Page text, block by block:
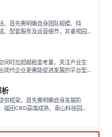
队的日常工作效率与协作氛围，
。首先需明确自身团队规模、特
、配套服务及运营细节，并重视园
务能力。完成线上初选后，必须
同条款，从而做出精确决策。在
间时应超越租金考量，关注产业生
现代企业更需能促进发展的平台型
企业成长，建议企业系统评估需
或扩展办公空间的企业而言，了
供框架。首先需明确自身发展阶
福田CBD高端成熟，南山科技园创
社群，适合文创、科技类企业。